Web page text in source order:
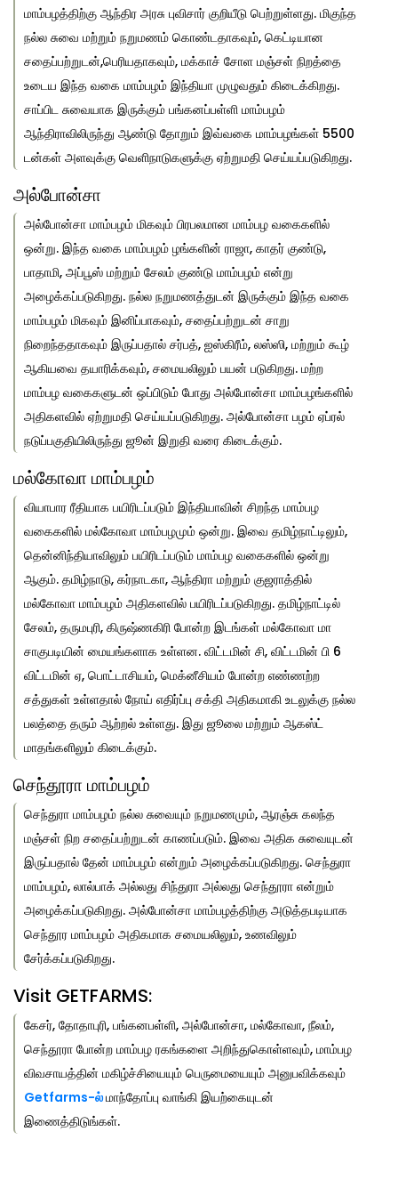
மாம்பழத்திற்கு ஆந்திர அரசு புவிசார் குறியீடு பெற்றுள்ளது. மிகுந்த
நல்ல சுவை மற்றும் நறுமணம் கொண்டதாகவும், கெட்டியான
சதைப்பற்றுடன்,பெரியதாகவும், மக்காச் சோள மஞ்சள் நிறத்தை
உடைய இந்த வகை மாம்பழம் இந்தியா முழுவதும் கிடைக்கிறது.
சாப்பிட சுவையாக இருக்கும் பங்கனப்பள்ளி மாம்பழம்
ஆந்திராவிலிருந்து ஆண்டு தோறும் இவ்வகை மாம்பழங்கள் 5500
டன்கள் அளவுக்கு வெளிநாடுகளுக்கு ஏற்றுமதி செய்யப்படுகிறது.
அல்போன்சா
அல்போன்சா மாம்பழம் மிகவும் பிரபலமான மாம்பழ வகைகளில்
ஒன்று. இந்த வகை மாம்பழம் ழங்களின் ராஜா, காதர் குண்டு,
பாதாமி, அப்பூஸ் மற்றும் சேலம் குண்டு மாம்பழம் என்று
அழைக்கப்படுகிறது. நல்ல நறுமணத்துடன் இருக்கும் இந்த வகை
மாம்பழம் மிகவும் இனிப்பாகவும், சதைப்பற்றுடன் சாறு
நிறைந்ததாகவும் இருப்பதால் சர்பத், ஐஸ்கிரீம், லஸ்ஸி, மற்றும் கூழ்
ஆகியவை தயாரிக்கவும், சமையலிலும் பயன் படுகிறது. மற்ற
மாம்பழ வகைகளுடன் ஒப்பிடும் போது அல்போன்சா மாம்பழங்களில்
அதிகளவில் ஏற்றுமதி செய்யப்படுகிறது. அல்போன்சா பழம் ஏப்ரல்
நடுப்பகுதியிலிருந்து ஜூன் இறுதி வரை கிடைக்கும்.
மல்கோவா மாம்பழம்
வியாபார ரீதியாக பயிரிடப்படும் இந்தியாவின் சிறந்த மாம்பழ
வகைகளில் மல்கோவா மாம்பழமும் ஒன்று. இவை தமிழ்நாட்டிலும்,
தென்னிந்தியாவிலும் பயிரிடப்படும் மாம்பழ வகைகளில் ஒன்று
ஆகும். தமிழ்நாடு, கர்நாடகா, ஆந்திரா மற்றும் குஜராத்தில்
மல்கோவா மாம்பழம் அதிகளவில் பயிரிடப்படுகிறது. தமிழ்நாட்டில்
சேலம், தருமபுரி, கிருஷ்ணகிரி போன்ற இடங்கள் மல்கோவா மா
சாகுபடியின் மையங்களாக உள்ளன. விட்டமின் சி, விட்டமின் பி 6
விட்டமின் ஏ, பொட்டாசியம், மெக்னீசியம் போன்ற எண்ணற்ற
சத்துகள் உள்ளதால் நோய் எதிர்ப்பு சக்தி அதிகமாகி உடலுக்கு நல்ல
பலத்தை தரும் ஆற்றல் உள்ளது. இது ஜூலை மற்றும் ஆகஸ்ட்
மாதங்களிலும் கிடைக்கும்.
செந்தூரா மாம்பழம்
செந்துரா மாம்பழம் நல்ல சுவையும் நறுமணமும், ஆரஞ்சு கலந்த
மஞ்சள் நிற சதைப்பற்றுடன் காணப்படும். இவை அதிக சுவையுடன்
இருப்பதால் தேன் மாம்பழம் என்றும் அழைக்கப்படுகிறது. செந்துரா
மாம்பழம், லால்பாக் அல்லது சிந்துரா அல்லது செந்தூரா என்றும்
அழைக்கப்படுகிறது. அல்போன்சா மாம்பழத்திற்கு அடுத்தபடியாக
செந்தூர மாம்பழம் அதிகமாக சமையலிலும், உணவிலும்
சேர்க்கப்படுகிறது.
Visit GETFARMS:
கேசர், தோதாபுரி, பங்கனபள்ளி, அல்போன்சா, மல்கோவா, நீலம்,
செந்தூரா போன்ற மாம்பழ ரகங்களை அறிந்துகொள்ளவும், மாம்பழ
விவசாயத்தின் மகிழ்ச்சியையும் பெருமையையும் அனுபவிக்கவும்
Getfarms-ல்மாந்தோப்பு வாங்கி இயற்கையுடன்
இணைத்திடுங்கள்.